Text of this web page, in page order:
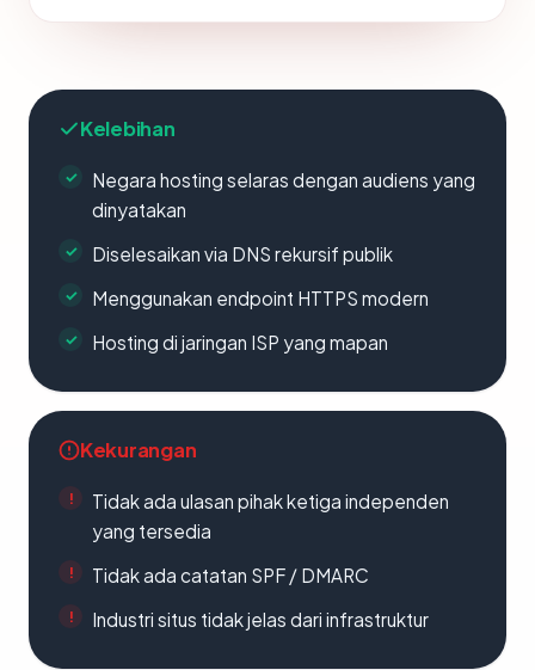
Kelebihan
Negara hosting selaras dengan audiens yang
dinyatakan
Diselesaikan via DNS rekursif publik
Menggunakan endpoint HTTPS modern
Hosting di jaringan ISP yang mapan
Kekurangan
Tidak ada ulasan pihak ketiga independen
yang tersedia
Tidak ada catatan SPF / DMARC
Industri situs tidak jelas dari infrastruktur